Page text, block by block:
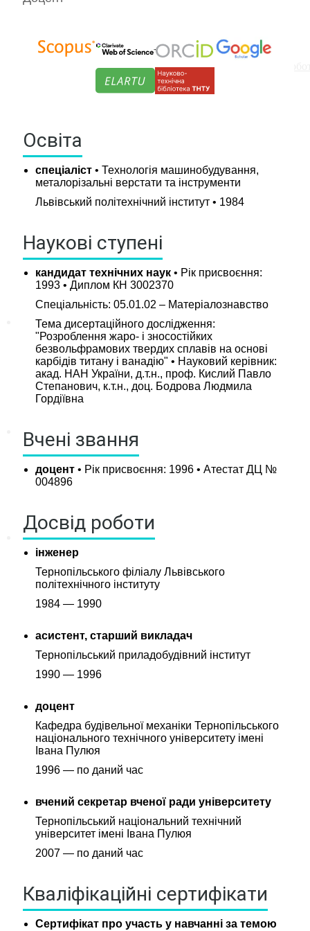
Обов'язкові дисципліни
Вибіркові дисципліни рекомендовані кафедрою та
Курсове проектування
Кваліфікаційні роботи
Академічна доброчесність
Бібліотека
Бланки
Наукові гуртки
Стипендії та оплата за навчання
Наука
Наукова робота
Наукові проекти
Наукові публікації
Міжнародні зв’язки
Міжнародна співпраця
Подвійні дипломи
Міжнародні проекти
Освіта
спеціаліст • Технологія машинобудування,
металорізальні верстати та інструменти
Львівський політехнічний інститут • 1984
Наукові ступені
кандидат технічних наук • Рік присвоєння:
1993 • Диплом КН 3002370
Спеціальність: 05.01.02 – Матеріалознавство
Тема дисертаційного дослідження:
"Розроблення жаро- і зносостійких
безвольфрамових твердих сплавів на основі
карбідів титану і ванадію" • Науковий керівник:
акад. НАН України, д.т.н., проф. Кислий Павло
Степанович, к.т.н., доц. Бодрова Людмила
Гордіївна
Вчені звання
доцент • Рік присвоєння: 1996 • Атестат ДЦ №
004896
Досвід роботи
інженер
Тернопільського філіалу Львівського
політехнічного інституту
1984 — 1990
асистент, старший викладач
Тернопільський приладобудівний інститут
1990 — 1996
доцент
Кафедра будівельної механіки Тернопільського
національного технічного університету імені
Івана Пулюя
1996 — по даний час
вчений секретар вченої ради університету
Тернопільський національний технічний
університет імені Івана Пулюя
2007 — по даний час
Кваліфікаційні сертифікати
Сертифікат про участь у навчанні за темою